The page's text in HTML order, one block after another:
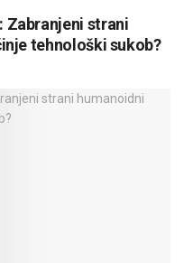
Zabranjeni strani
tehnološki sukob?